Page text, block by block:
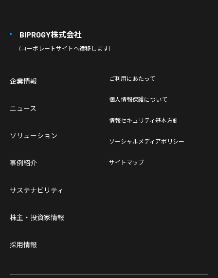
BIPROGY株式会社
(コーポレートサイトへ遷移します)
企業情報
ニュース
ソリューション
事例紹介
サステナビリティ
株主・投資家情報
採用情報
ご利用にあたって
個人情報保護について
情報セキュリティ基本方針
ソーシャルメディアポリシー
サイトマップ